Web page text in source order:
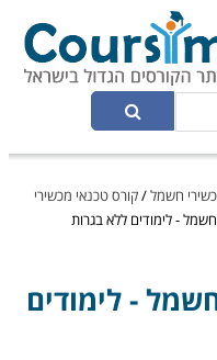
חשמל/קורס טכנאי מכשירי
- לימודים ללא בגרות
חשמל- לימודים